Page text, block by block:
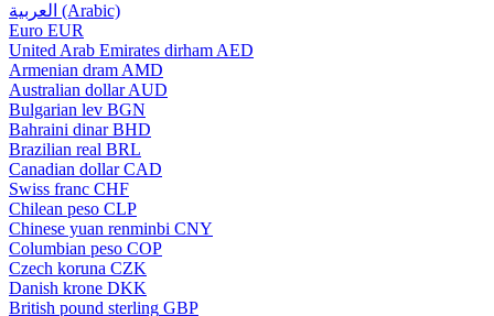
العربية (Arabic)
Euro EUR
United Arab Emirates dirham AED
Armenian dram AMD
Australian dollar AUD
Bulgarian lev BGN
Bahraini dinar BHD
Brazilian real BRL
Canadian dollar CAD
Swiss franc CHF
Chilean peso CLP
Chinese yuan renminbi CNY
Columbian peso COP
Czech koruna CZK
Danish krone DKK
British pound sterling GBP